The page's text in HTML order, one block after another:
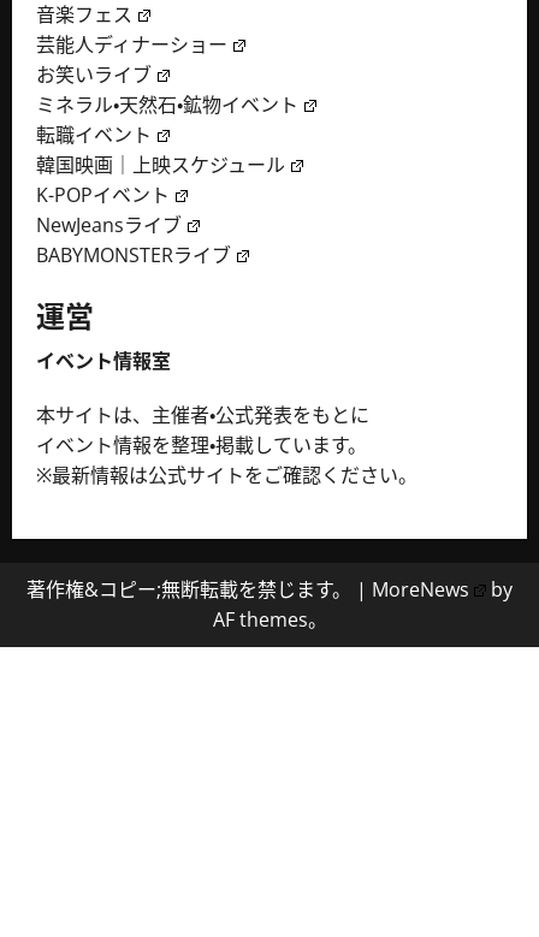
音楽フェス
芸能人ディナーショー
お笑いライブ
ミネラル・天然石・鉱物イベント
転職イベント
韓国映画｜上映スケジュール
K-POPイベント
NewJeansライブ
BABYMONSTERライブ
運営
イベント情報室
本サイトは、主催者・公式発表をもとに
イベント情報を整理・掲載しています。
※最新情報は公式サイトをご確認ください。
著作権&コピー;無断転載を禁じます。 | MoreNews
by
AF themes。